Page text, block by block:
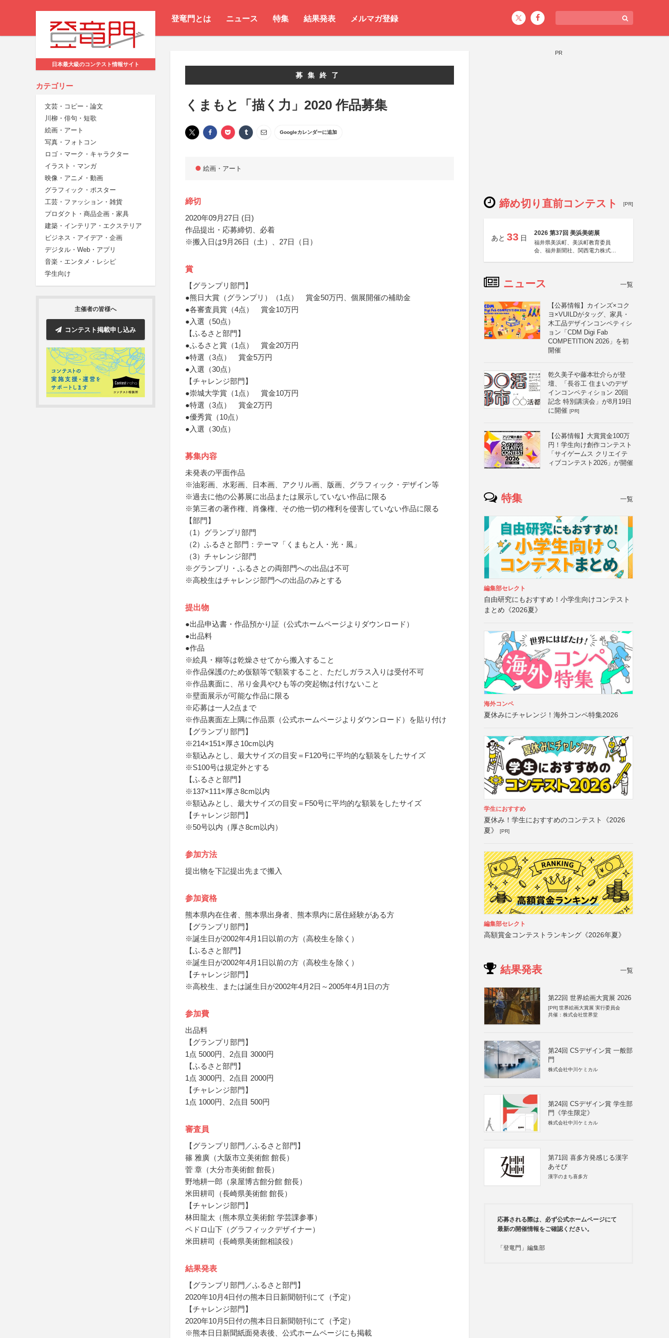
登竜門とは ニュース 特集 結果発表 メルマガ登録
日本最大級のコンテスト情報サイト
カテゴリー
文芸・コピー・論文
川柳・俳句・短歌
絵画・アート
写真・フォトコン
ロゴ・マーク・キャラクター
イラスト・マンガ
映像・アニメ・動画
グラフィック・ポスター
工芸・ファッション・雑貨
プロダクト・商品企画・家具
建築・インテリア・エクステリア
ビジネス・アイデア・企画
デジタル・Web・アプリ
音楽・エンタメ・レシピ
学生向け
主催者の皆様へ
コンテスト掲載申し込み
募集終了
くまもと「描く力」2020 作品募集
Googleカレンダーに追加
絵画・アート
締切
2020年09月27日 (日)
作品提出・応募締切、必着
※搬入日は9月26日（土）、27日（日）
賞
【グランプリ部門】
●熊日大賞（グランプリ）（1点） 賞金50万円、個展開催の補助金
●各審査員賞（4点） 賞金10万円
●入選（50点）
【ふるさと部門】
●ふるさと賞（1点） 賞金20万円
●特選（3点） 賞金5万円
●入選（30点）
【チャレンジ部門】
●崇城大学賞（1点） 賞金10万円
●特選（3点） 賞金2万円
●優秀賞（10点）
●入選（30点）
募集内容
未発表の平面作品
※油彩画、水彩画、日本画、アクリル画、版画、グラフィック・デザイン等
※過去に他の公募展に出品または展示していない作品に限る
※第三者の著作権、肖像権、その他一切の権利を侵害していない作品に限る
【部門】
（1）グランプリ部門
（2）ふるさと部門：テーマ「くまもと人・光・風」
（3）チャレンジ部門
※グランプリ・ふるさとの両部門への出品は不可
※高校生はチャレンジ部門への出品のみとする
提出物
●出品申込書・作品預かり証（公式ホームページよりダウンロード）
●出品料
●作品
※絵具・糊等は乾燥させてから搬入すること
※作品保護のため仮額等で額装すること、ただしガラス入りは受付不可
※作品裏面に、吊り金具やひも等の突起物は付けないこと
※壁面展示が可能な作品に限る
※応募は一人2点まで
※作品裏面左上隅に作品票（公式ホームページよりダウンロード）を貼り付け
【グランプリ部門】
※214×151×厚さ10cm以内
※額込みとし、最大サイズの目安＝F120号に平均的な額装をしたサイズ
※S100号は規定外とする
【ふるさと部門】
※137×111×厚さ8cm以内
※額込みとし、最大サイズの目安＝F50号に平均的な額装をしたサイズ
【チャレンジ部門】
※50号以内（厚さ8cm以内）
参加方法
提出物を下記提出先まで搬入
参加資格
熊本県内在住者、熊本県出身者、熊本県内に居住経験がある方
【グランプリ部門】
※誕生日が2002年4月1日以前の方（高校生を除く）
【ふるさと部門】
※誕生日が2002年4月1日以前の方（高校生を除く）
【チャレンジ部門】
※高校生、または誕生日が2002年4月2日～2005年4月1日の方
参加費
出品料
【グランプリ部門】
1点 5000円、2点目 3000円
【ふるさと部門】
1点 3000円、2点目 2000円
【チャレンジ部門】
1点 1000円、2点目 500円
審査員
【グランプリ部門／ふるさと部門】
篠 雅廣（大阪市立美術館 館長）
菅 章（大分市美術館 館長）
野地耕一郎（泉屋博古館分館 館長）
米田耕司（長崎県美術館 館長）
【チャレンジ部門】
林田龍太（熊本県立美術館 学芸課参事）
ペドロ山下（グラフィックデザイナー）
米田耕司（長崎県美術館相談役）
結果発表
【グランプリ部門／ふるさと部門】
2020年10月4日付の熊本日日新聞朝刊にて（予定）
【チャレンジ部門】
2020年10月5日付の熊本日日新聞朝刊にて（予定）
※熊本日日新聞紙面発表後、公式ホームページにも掲載
PR
締め切り直前コンテスト [PR]
あと 33 日
2026 第37回 美浜美術展
福井県美浜町、美浜町教育委員
会、福井新聞社、関西電力株式会
ニュース 一覧
【公募情報】カインズ×コク
ヨ×VUILDがタッグ、家具・
木工品デザインコンペティシ
ョン「CDM Digi Fab
COMPETITION 2026」を初
開催
乾久美子や藤本壮介らが登
壇、「長谷工 住まいのデザ
インコンペティション 20回
記念 特別講演会」が8月19日
に開催 [PR]
【公募情報】大賞賞金100万
円！学生向け創作コンテスト
「サイゲームス クリエイテ
ィブコンテスト2026」が開催
特集 一覧
編集部セレクト
自由研究にもおすすめ！小学生向けコンテスト
まとめ《2026夏》
海外コンペ
夏休みにチャレンジ！海外コンペ特集2026
学生におすすめ
夏休み！学生におすすめのコンテスト《2026
夏》
[PR]
編集部セレクト
高額賞金コンテストランキング《2026年夏》
結果発表 一覧
第22回 世界絵画大賞展 2026
[PR] 世界絵画大賞展 実行委員会
共催：株式会社世界堂
第24回 CSデザイン賞 一般部
門
株式会社中川ケミカル
第24回 CSデザイン賞 学生部
門《学生限定》
株式会社中川ケミカル
第71回 喜多方発感じる漢字
あそび
漢字のまち喜多方
応募される際は、必ず公式ホームページにて
最新の開催情報をご確認ください。
「登竜門」編集部